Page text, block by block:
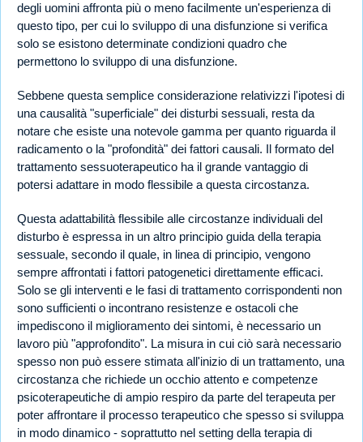
degli uomini affronta più o meno facilmente un'esperienza di
questo tipo, per cui lo sviluppo di una disfunzione si verifica
solo se esistono determinate condizioni quadro che
permettono lo sviluppo di una disfunzione.
Sebbene questa semplice considerazione relativizzi l'ipotesi di
una causalità "superficiale" dei disturbi sessuali, resta da
notare che esiste una notevole gamma per quanto riguarda il
radicamento o la "profondità" dei fattori causali. Il formato del
trattamento sessuoterapeutico ha il grande vantaggio di
potersi adattare in modo flessibile a questa circostanza.
Questa adattabilità flessibile alle circostanze individuali del
disturbo è espressa in un altro principio guida della terapia
sessuale, secondo il quale, in linea di principio, vengono
sempre affrontati i fattori patogenetici direttamente efficaci.
Solo se gli interventi e le fasi di trattamento corrispondenti non
sono sufficienti o incontrano resistenze e ostacoli che
impediscono il miglioramento dei sintomi, è necessario un
lavoro più "approfondito". La misura in cui ciò sarà necessario
spesso non può essere stimata all'inizio di un trattamento, una
circostanza che richiede un occhio attento e competenze
psicoterapeutiche di ampio respiro da parte del terapeuta per
poter affrontare il processo terapeutico che spesso si sviluppa
in modo dinamico - soprattutto nel setting della terapia di